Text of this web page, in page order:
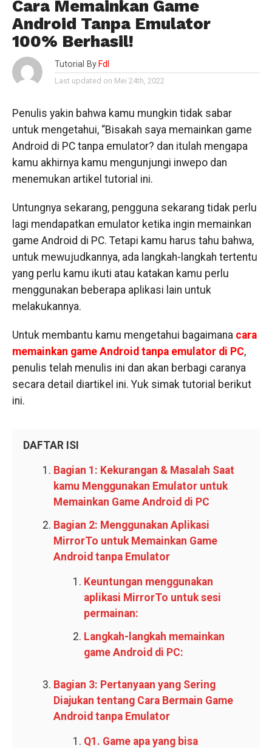
Cara Memainkan Game
Android Tanpa Emulator
100% Berhasil!
Tutorial By Fdl
Last updated on Mei 24th, 2022
Penulis yakin bahwa kamu mungkin tidak sabar
untuk mengetahui, “Bisakah saya memainkan game
Android di PC tanpa emulator? dan itulah mengapa
kamu akhirnya kamu mengunjungi inwepo dan
menemukan artikel tutorial ini.
Untungnya sekarang, pengguna sekarang tidak perlu
lagi mendapatkan emulator ketika ingin memainkan
game Android di PC. Tetapi kamu harus tahu bahwa,
untuk mewujudkannya, ada langkah-langkah tertentu
yang perlu kamu ikuti atau katakan kamu perlu
menggunakan beberapa aplikasi lain untuk
melakukannya.
Untuk membantu kamu mengetahui bagaimana cara
memainkan game Android tanpa emulator di PC,
penulis telah menulis ini dan akan berbagi caranya
secara detail diartikel ini. Yuk simak tutorial berikut
ini.
DAFTAR ISI
Bagian 1: Kekurangan & Masalah Saat
kamu Menggunakan Emulator untuk
Memainkan Game Android di PC
Bagian 2: Menggunakan Aplikasi
MirrorTo untuk Memainkan Game
Android tanpa Emulator
Keuntungan menggunakan
aplikasi MirrorTo untuk sesi
permainan:
Langkah-langkah memainkan
game Android di PC:
Bagian 3: Pertanyaan yang Sering
Diajukan tentang Cara Bermain Game
Android tanpa Emulator
Q1. Game apa yang bisa